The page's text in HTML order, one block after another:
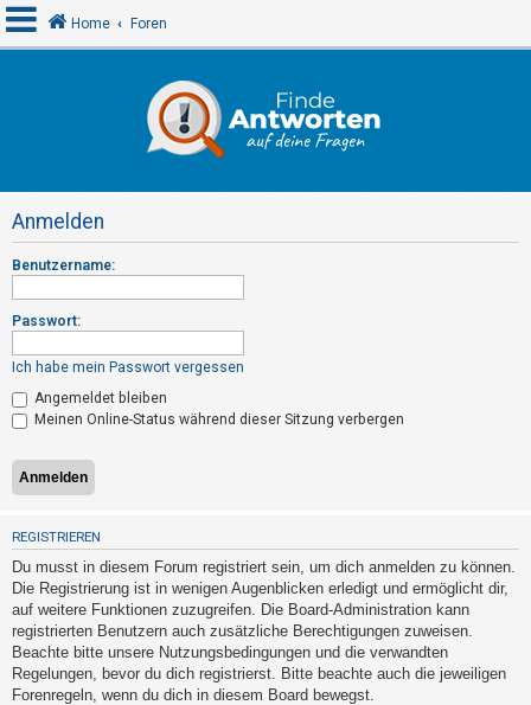
e
l
d
e
n
R
e
g
i
t
r
i
e
r
e
Home Foren
Anmelden
Benutzername:
Passwort:
Ich habe mein Passwort vergessen
Angemeldet bleiben
Meinen Online-Status während dieser Sitzung verbergen
REGISTRIEREN
Du musst in diesem Forum registriert sein, um dich anmelden zu können.
Die Registrierung ist in wenigen Augenblicken erledigt und ermöglicht dir,
auf weitere Funktionen zuzugreifen. Die Board-Administration kann
registrierten Benutzern auch zusätzliche Berechtigungen zuweisen.
Beachte bitte unsere Nutzungsbedingungen und die verwandten
Regelungen, bevor du dich registrierst. Bitte beachte auch die jeweiligen
Forenregeln, wenn du dich in diesem Board bewegst.